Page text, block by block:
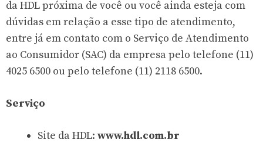
da HDL próxima de você ou você ainda esteja com
dúvidas em relação a esse tipo de atendimento,
entre já em contato com o Serviço de Atendimento
ao Consumidor (SAC) da empresa pelo telefone (11)
4025 6500 ou pelo telefone (11) 2118 6500.
Serviço
Site da HDL: www.hdl.com.br